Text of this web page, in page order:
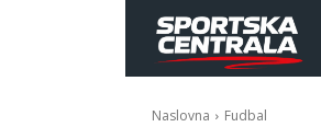
Naslovna Fudbal